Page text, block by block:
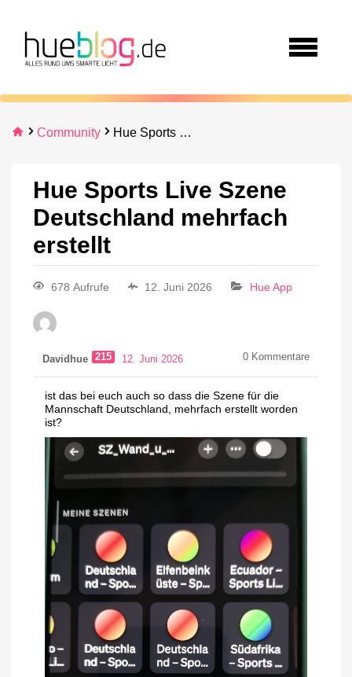
Community Hue Sports Live Szene Deutschland mehrfach erstellt
Hue Sports Live Szene
Deutschland mehrfach
erstellt
678 Aufrufe 12. Juni 2026 Hue App
Davidhue 215 12. Juni 2026 0 Kommentare
ist das bei euch auch so dass die Szene für die
Mannschaft Deutschland, mehrfach erstellt worden
ist?